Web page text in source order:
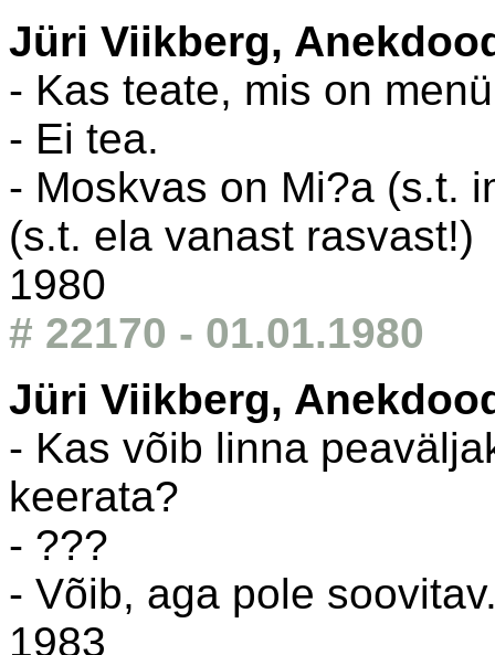
Jüri Viikberg,
- Kas teate, mis on
- Ei tea.
- Moskvas on Mi?a (s.t.
(s.t. ela vanast rasvast!)
1980
# 22170 - 01.01.1980
Jüri Viikberg,
- Kas võib linna
keerata?
- ???
- Võib, aga pole
1983